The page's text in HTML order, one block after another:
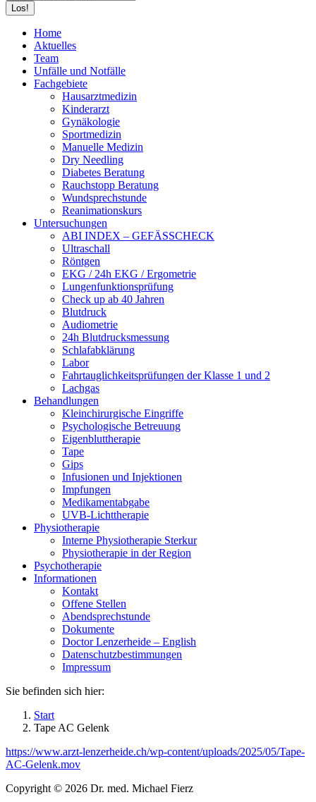
Home
Aktuelles
Team
Unfälle und Notfälle
Fachgebiete
Hausarztmedizin
Kinderarzt
Gynäkologie
Sportmedizin
Manuelle Medizin
Dry Needling
Diabetes Beratung
Rauchstopp Beratung
Wundsprechstunde
Reanimationskurs
Untersuchungen
ABI INDEX – GEFÄSSCHECK
Ultraschall
Röntgen
EKG / 24h EKG / Ergometrie
Lungenfunktionsprüfung
Check up ab 40 Jahren
Blutdruck
Audiometrie
24h Blutdrucksmessung
Schlafabklärung
Labor
Fahrtauglichkeitsprüfungen der Klasse 1 und 2
Lachgas
Behandlungen
Kleinchirurgische Eingriffe
Psychologische Betreuung
Eigenbluttherapie
Tape
Gips
Infusionen und Injektionen
Impfungen
Medikamentabgabe
UVB-Lichttherapie
Physiotherapie
Interne Physiotherapie Sterkur
Physiotherapie in der Region
Psychotherapie
Informationen
Kontakt
Offene Stellen
Abendsprechstunde
Dokumente
Doctor Lenzerheide – English
Datenschutzbestimmungen
Impressum
Sie befinden sich hier:
Start
Tape AC Gelenk
https://www.arzt-lenzerheide.ch/wp-content/uploads/2025/05/Tape-
AC-Gelenk.mov
Copyright © 2026 Dr. med. Michael Fierz